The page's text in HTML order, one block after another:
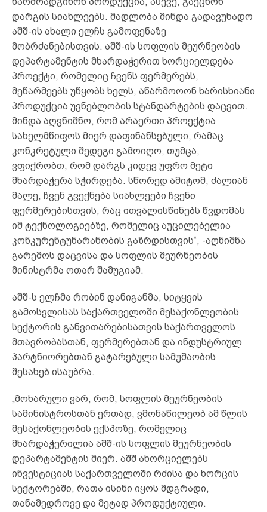
დარგის სიახლეებს. მადლობა მინდა გადავუხადო
აშშ-ის ახალი ელჩს გამოფენაზე
მობრძანებისთვის. აშშ-ის სოფლის მეურნეობის
დეპარტამენტის მხარდაჭერით ხორციელდება
პროექტი, რომელიც ჩვენს ფერმერებს,
მეწარმეებს უწყობს ხელს, აწარმოოონ ხარისხიანი
პროდუქცია უვნებლობის სტანდარტების დაცვით.
მინდა აღვნიშნო, რომ არაერთი პროექტია
სახელმწიფოს მიერ დაფინანსებული, რამაც
კონკრეტული შედეგი გამოიღო, თუმცა,
ვფიქრობთ, რომ დარგს კიდევ უფრო მეტი
მხარდაჭერა სჭირდება. სწორედ ამიტომ, ძალიან
მალე, ჩვენ გვექნება სიახლეები ჩვენი
ფერმერებისთვის, რაც ითვალისწინებს წვდომას
იმ ტექნოლოგიებზე, რომელიც აუცილებელია
კონკურენტუნარანობის გაზრდისთვის“, -აღნიშნა
გარემოს დაცვისა და სოფლის მეურნეობის
მინისტრმა ოთარ შამუგიამ.
აშშ-ს ელჩმა რობინ დანიგანმა, სიტყვის
გამოსვლისას საქართველოში მესაქონლეობის
სექტორის განვითარებისათვის საქართველოს
მთავრობასთან, ფერმერებთან და ინდუსტრიულ
პარტნიორებთან გატარებული სამუშაობის
შესახებ ისაუბრა.
„მოხარული ვარ, რომ, სოფლის მეურნეობის
სამინისტროსთან ერთად, ვმონაწილეობ ამ წლის
მესაქონლეობის ექსპოზე, რომელიც
მხარდაჭერილია აშშ-ის სოფლის მეურნეობის
დეპარტამენტის მიერ. აშშ ახორციელებს
ინვესტიციას საქართველოში რძისა და ხორცის
სექტორებში, რათა ისინი იყოს მდგრადი,
თანამედროვე და მეტად პროდუქტიული.